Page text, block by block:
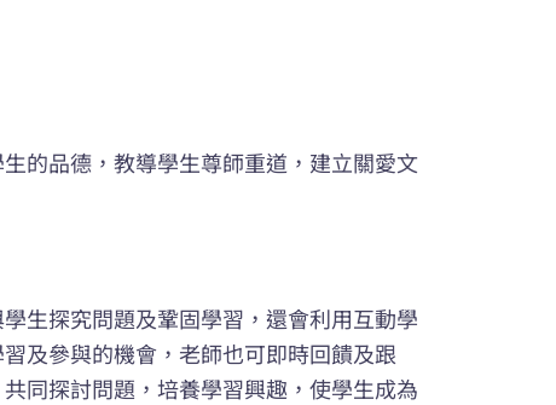
的品德，教導學生尊師重道，建立關愛文
生探究問題及鞏固學習，還會利用互動學
及參與的機會，老師也可即時回饋及跟
同探討問題，培養學習興趣，使學生成為